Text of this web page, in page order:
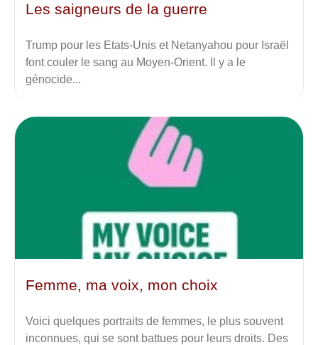
Les saigneurs de la guerre
Trump pour les Etats-Unis et Netanyahou pour Israël
font couler le sang au Moyen-Orient. Il y a le
génocide...
Femme, ma voix, mon choix
Voici quelques portraits de femmes, le plus souvent
inconnues, qui se sont battues pour leurs droits. Des